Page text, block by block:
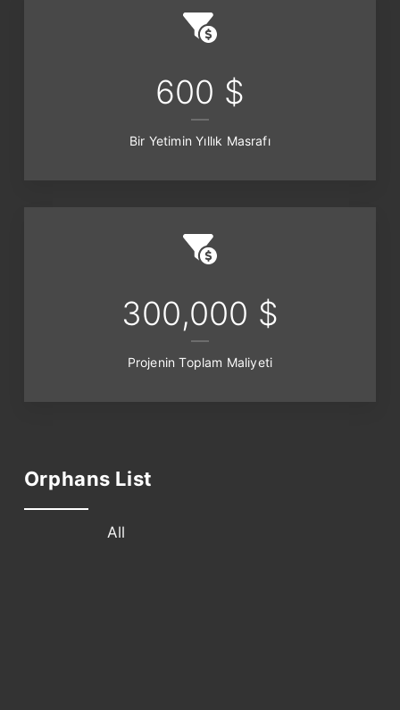
600 $
Bir Yetimin Yıllık Masrafı
300,000 $
Projenin Toplam Maliyeti
Orphans List
All